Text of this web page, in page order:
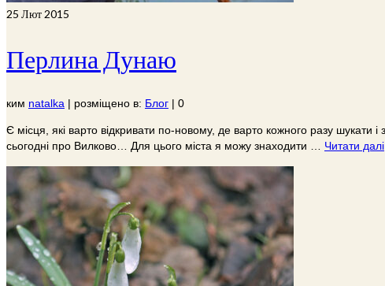
25 Лют 2015
Перлина Дунаю
ким natalka | розміщено в: Блог | 0
Є місця, які варто відкривати по-новому, де варто кожного разу
сьогодні про Вилково… Для цього міста я можу знаходити … Читати далі